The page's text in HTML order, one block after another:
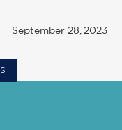
September 28, 2023